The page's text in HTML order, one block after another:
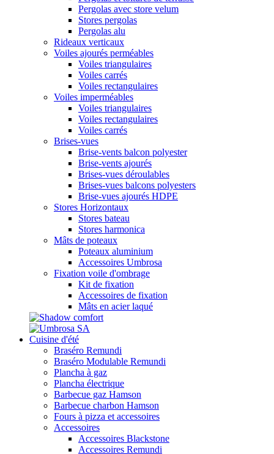
Pergolas avec store velum
Stores pergolas
Pergolas alu
Rideaux verticaux
Voiles ajourés perméables
Voiles triangulaires
Voiles carrés
Voiles rectangulaires
Voiles imperméables
Voiles triangulaires
Voiles rectangulaires
Voiles carrés
Brises-vues
Brise-vents balcon polyester
Brise-vents ajourés
Brises-vues déroulables
Brises-vues balcons polyesters
Brise-vues ajourés HDPE
Stores Horizontaux
Stores bateau
Stores harmonica
Mâts de poteaux
Poteaux aluminium
Accessoires Umbrosa
Fixation voile d'ombrage
Kit de fixation
Accessoires de fixation
Mâts en acier laqué
Cuisine d'été
Braséro Remundi
Braséro Modulable Remundi
Plancha à gaz
Plancha électrique
Barbecue gaz Hamson
Barbecue charbon Hamson
Fours à pizza et accessoires
Accessoires
Accessoires Blackstone
Accessoires Remundi